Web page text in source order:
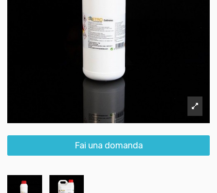
Fai una domanda